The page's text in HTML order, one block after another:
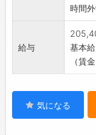
時間
給与
基本
（賃
気になる